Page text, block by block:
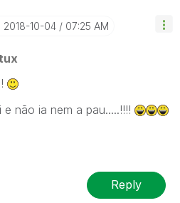
‎2018-10-04 07:25 AM
não ia nem a pau.....!!!!
Reply